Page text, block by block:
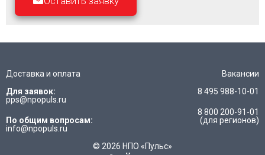
Доставка и оплата
Вакансии
Для заявок:
pps@npopuls.ru
По общим вопросам:
info@npopuls.ru
8 495 988-10-01
8 800 200-91-01
(для регионов)
© 2026 НПО «Пульс»